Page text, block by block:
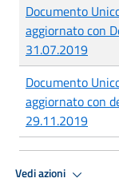
Documento
aggiornato con
31.07.2019
Documento
aggiornato con
29.11.2019
Vedi azioni